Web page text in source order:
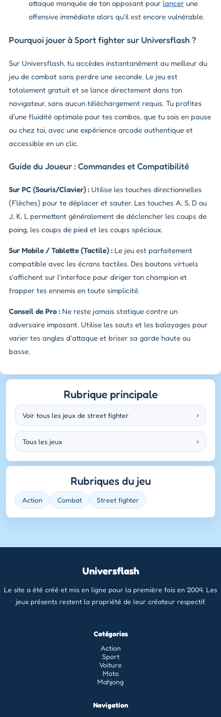
attaque manquée de ton opposant pour lancer une
offensive immédiate alors qu'il est encore vulnérable.
Pourquoi jouer à Sport fighter sur Universflash ?
Sur Universflash, tu accèdes instantanément au meilleur du
jeu de combat sans perdre une seconde. Le jeu est
totalement gratuit et se lance directement dans ton
navigateur, sans aucun téléchargement requis. Tu profites
d'une fluidité optimale pour tes combos, que tu sois en pause
ou chez toi, avec une expérience arcade authentique et
accessible en un clic.
Guide du Joueur : Commandes et Compatibilité
Sur PC (Souris/Clavier) : Utilise les touches directionnelles
(Flèches) pour te déplacer et sauter. Les touches A, S, D ou
J, K, L permettent généralement de déclencher les coups de
poing, les coups de pied et les coups spéciaux.
Sur Mobile / Tablette (Tactile) : Le jeu est parfaitement
compatible avec les écrans tactiles. Des boutons virtuels
s'affichent sur l'interface pour diriger ton champion et
frapper tes ennemis en toute simplicité.
Conseil de Pro : Ne reste jamais statique contre un
adversaire imposant. Utilise les sauts et les balayages pour
varier tes angles d'attaque et briser sa garde haute ou
basse.
Rubrique principale
Voir tous les jeux de street fighter ›
Tous les jeux ›
Rubriques du jeu
Action Combat Street fighter
Universflash
Le site a été créé et mis en ligne pour la première fois en 2004. Les
jeux présents restent la propriété de leur créateur respectif.
Catégories
Action
Sport
Voiture
Moto
Mahjong
Navigation